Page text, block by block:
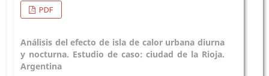
PDF
Análisis del efecto de isla de calor urbana diurna
y nocturna. Estudio de caso: ciudad de la Rioja.
Argentina